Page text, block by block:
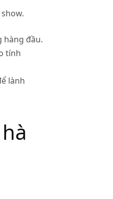
hàng đầu.
tính
lành